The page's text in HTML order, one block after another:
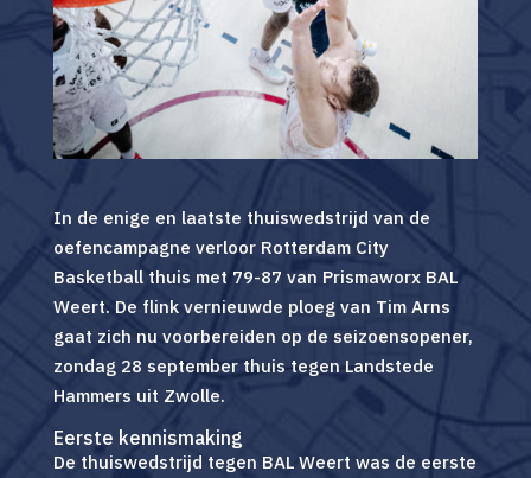
In de enige en laatste thuiswedstrijd van de
oefencampagne verloor Rotterdam City
Basketball thuis met 79-87 van Prismaworx BAL
Weert. De flink vernieuwde ploeg van Tim Arns
gaat zich nu voorbereiden op de seizoensopener,
zondag 28 september thuis tegen Landstede
Hammers uit Zwolle.
Eerste kennismaking
De thuiswedstrijd tegen BAL Weert was de eerste